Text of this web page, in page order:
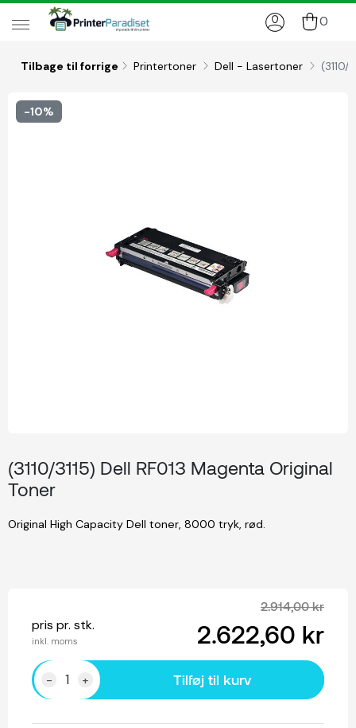
0
Tilbage til forrige Printertoner Dell - Lasertoner (3110/
-10%
(3110/3115) Dell RF013 Magenta Original
Toner
Original High Capacity Dell toner, 8000 tryk, rød.
2.914,00 kr
pris pr. stk.
inkl. moms 2.622,60 kr
- + Tilføj til kurv